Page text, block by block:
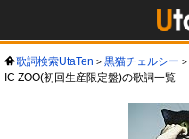
歌詞検索UtaTen 黒猫チェルシー
IC ZOO(初回生産限定盤)の歌詞一覧